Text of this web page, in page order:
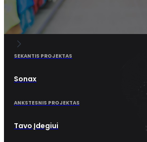
SEKANTIS PROJEKTAS
Sonax
ANKSTESNIS PROJEKTAS
Tavo Įdegiui